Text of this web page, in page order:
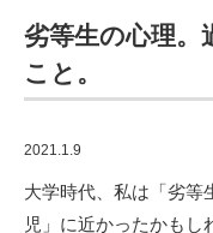
劣等生の心理。
こと。
2021.1.9
大学時代、私は「劣等
児」に近かったかも